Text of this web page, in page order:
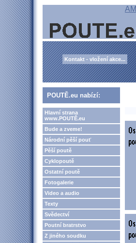
Kontakt - vložení akce...
POUTĚ.eu nabízí:
Hlavní strana
www.POUTĚ.eu
Bude a zveme!
Národní pěší pouť
Pěší poutě
Cyklopoutě
Ostatní poutě
Fotogalerie
Video a audio
Texty
Svědectví
Poutní bratrstvo
Z jiného soudku